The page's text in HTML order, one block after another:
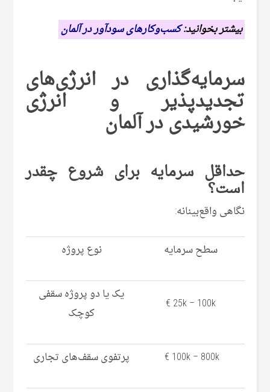
بیشتر بخوانید:کسب‌وکارهای سودآور در آلمان
سرمایه‌گذاری در انرژی‌های
تجدیدپذیر و انرژی
خورشیدی در آلمان
حداقل سرمایه برای شروع چقدر
است؟
نگاهی واقع‌بینانه:
سطح سرمایه نوع پروژه
25k – 100k €
یک یا دو پروژه سقفی
کوچک
100k – 800k € پرتفوی سقف‌های تجاری